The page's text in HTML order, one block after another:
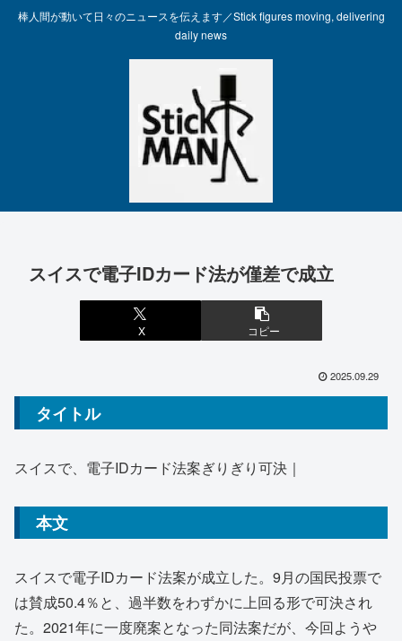
棒人間が動いて日々のニュースを伝えます／Stick figures moving, delivering
daily news
スイスで電子IDカード法が僅差で成立
X コピー
2025.09.29
タイトル
スイスで、電子IDカード法案ぎりぎり可決｜
本文
スイスで電子IDカード法案が成立した。9月の国民投票で
は賛成50.4％と、過半数をわずかに上回る形で可決され
た。2021年に一度廃案となった同法案だが、今回ようや